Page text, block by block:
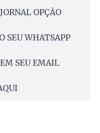
OPÇÃO
SEU WHATSAPP
SEU EMAIL